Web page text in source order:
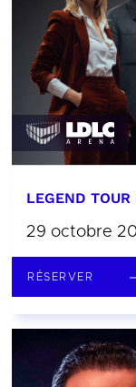
LEGEND
29 octobre
RÉSERVER